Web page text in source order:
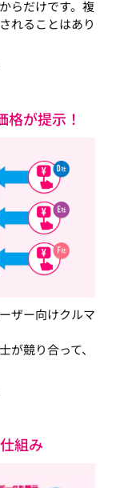
らだけです。複
れることはあり
が提示！
ザー向けクルマ
競り合って、
組み